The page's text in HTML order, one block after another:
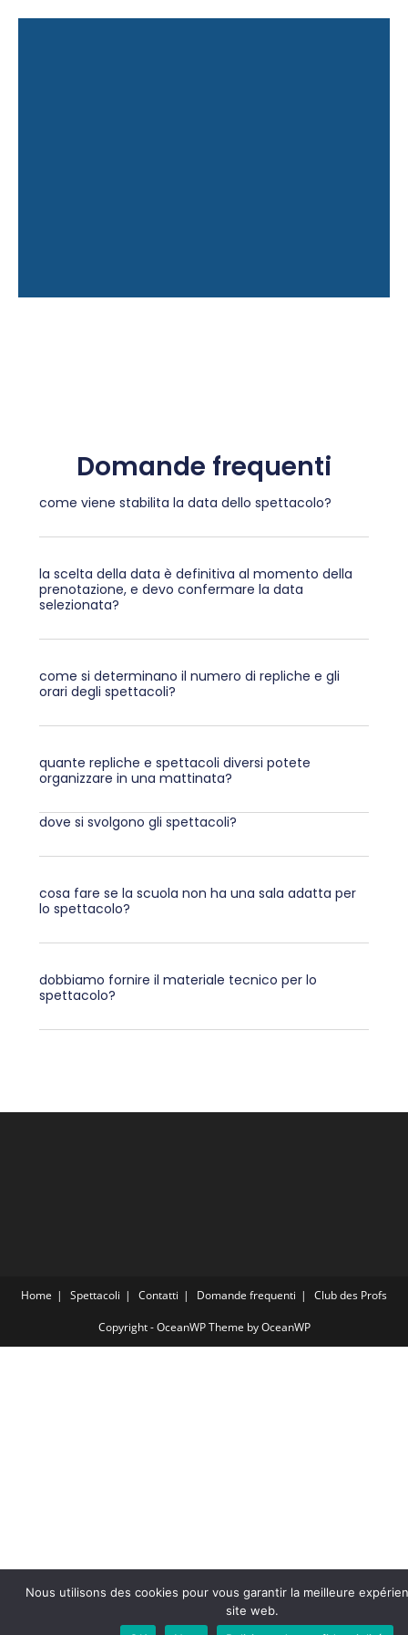
Domande frequenti
come viene stabilita la data dello spettacolo?
la scelta della data è definitiva al momento della
prenotazione, e devo confermare la data
selezionata?
come si determinano il numero di repliche e gli
orari degli spettacoli?
quante repliche e spettacoli diversi potete
organizzare in una mattinata?
dove si svolgono gli spettacoli?
cosa fare se la scuola non ha una sala adatta per
lo spettacolo?
dobbiamo fornire il materiale tecnico per lo
spettacolo?
Home Spettacoli Contatti Domande frequenti Club des Profs
Copyright - OceanWP Theme by OceanWP
Nous utilisons des cookies pour vous garantir la meilleure
site web.